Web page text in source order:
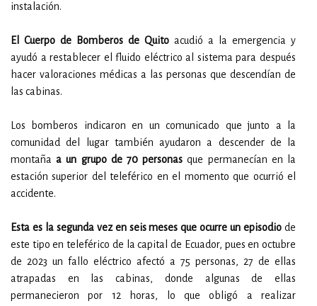
instalación.
El Cuerpo de Bomberos de Quito acudió a la emergencia y
ayudó a restablecer el fluido eléctrico al sistema para después
hacer valoraciones médicas a las personas que descendían de
las cabinas.
Los bomberos indicaron en un comunicado que junto a la
comunidad del lugar también ayudaron a descender de la
montaña a un grupo de 70 personas que permanecían en la
estación superior del teleférico en el momento que ocurrió el
accidente.
Esta es la segunda vez en seis meses que ocurre un episodio de
este tipo en teleférico de la capital de Ecuador, pues en octubre
de 2023 un fallo eléctrico afectó a 75 personas, 27 de ellas
atrapadas en las cabinas, donde algunas de ellas
permanecieron por 12 horas, lo que obligó a realizar